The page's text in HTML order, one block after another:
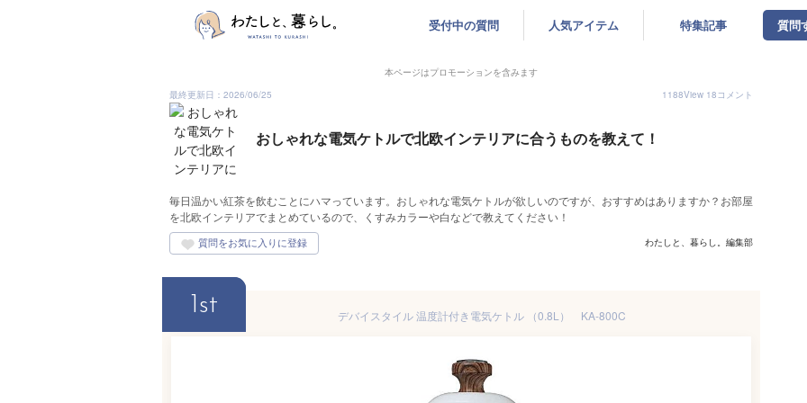
受付中の質問 人気アイテム 特集記事 質問
本ページはプロモーションを含みます
最終更新日：2026/06/25
1188View 18コメント
おしゃれな電気ケトルで北欧インテリアに合うものを教えて！
毎日温かい紅茶を飲むことにハマっています。おしゃれな電気ケトルが欲しいのですが、おすすめはありますか？お部屋
を北欧インテリアでまとめているので、くすみカラーや白などで教えてください！
わたしと、暮らし。編集部
1st デバイスタイル 温度計付き電気ケトル （0.8L） KA-800C